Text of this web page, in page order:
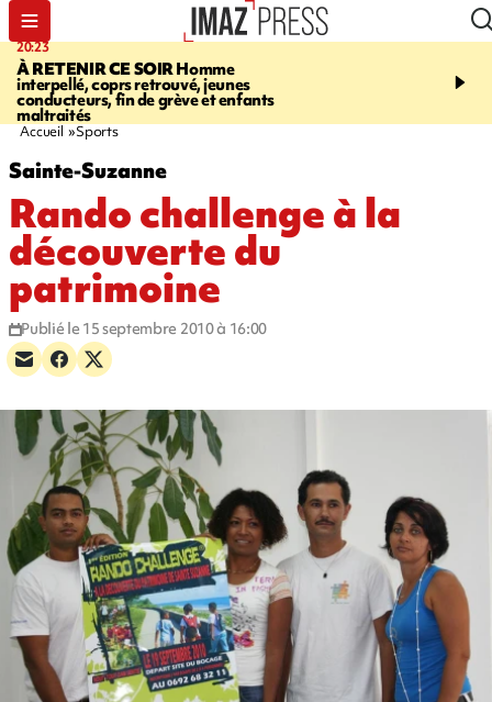
20:23
À RETENIR CE SOIRHomme
interpellé, coprs retrouvé, jeunes
conducteurs, fin de grève et enfants
maltraités
06:04
à La Réunion - des
Accueil Sports
Sainte-Suzanne
Rando challenge à la
découverte du
patrimoine
Publié le 15 septembre 2010 à 16:00